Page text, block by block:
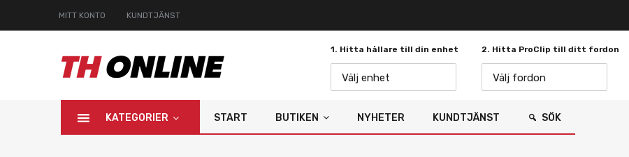
MITT KONTO KUNDTJÄNST
1. Hitta hållare till din enhet
Välj enhet
2. Hitta ProClip till ditt fordon
Välj fordon
KATEGORIER START BUTIKEN NYHETER KUNDTJÄNST SÖK